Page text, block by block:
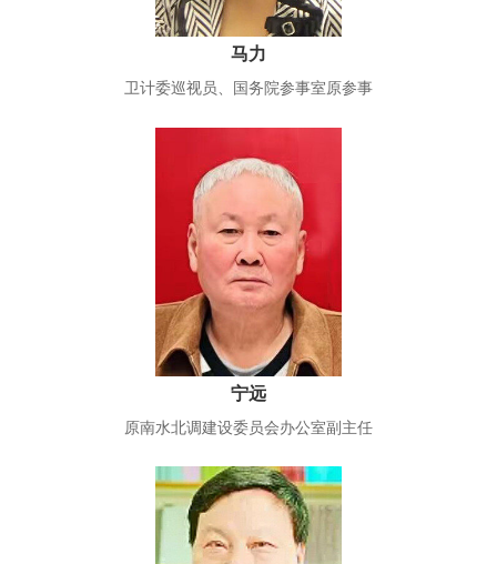
马力
卫计委巡视员、国务院参事室原参事
宁远
原南水北调建设委员会办公室副主任